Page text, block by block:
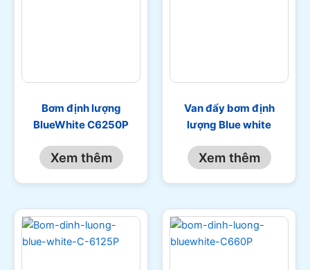
Bơm định lượng
BlueWhite C6250P
Xem thêm
Van đẩy bơm định
lượng Blue white
Xem thêm